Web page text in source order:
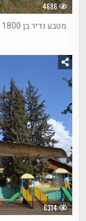
4686
6314